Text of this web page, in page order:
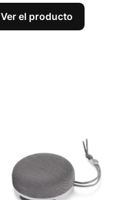
Ver el producto